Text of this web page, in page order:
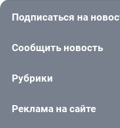
Подписаться на
Сообщить новость
Рубрики
Реклама на сайте